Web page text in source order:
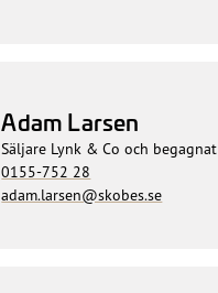
Adam Larsen
Säljare Lynk & Co och begagnat
0155-752 28
adam.larsen@skobes.se